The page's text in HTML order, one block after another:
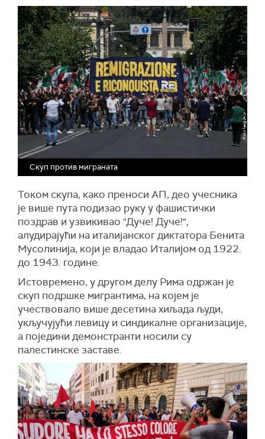
Скуп против миграната
Током скупа, како преноси АП, део учесника
је више пута подизао руку у фашистички
поздрав и узвикивао "Дуче! Дуче!",
алудирајући на италијанског диктатора Бенита
Мусолинија, који је владао Италијом од 1922.
до 1943. године.
Истовремено, у другом делу Рима одржан је
скуп подршке мигрантима, на којем је
учествовало више десетина хиљада људи,
укључујући левицу и синдикалне организације,
а поједини демонстранти носили су
палестинске заставе.